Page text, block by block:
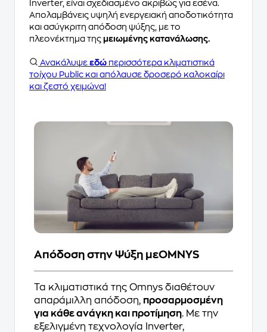
Inverter, είναι σχεδιασμένο ακριβώς για εσένα.
Απολαμβάνεις υψηλή ενεργειακή αποδοτικότητα
και ασύγκριτη απόδοση ψύξης, με το
πλεονέκτημα της μειωμένης κατανάλωσης.
Ανακάλυψε εδώ περισσότερα κλιματιστικά
τοίχου Public και απόλαυσε δροσερό καλοκαίρι
και ζεστό χειμώνα!
Απόδοση στην Ψύξη μεOMNYS
Τα κλιματιστικά της Omnys διαθέτουν
απαράμιλλη απόδοση, προσαρμοσμένη
για κάθε ανάγκη και προτίμηση. Με την
εξελιγμένη τεχνολογία Inverter,